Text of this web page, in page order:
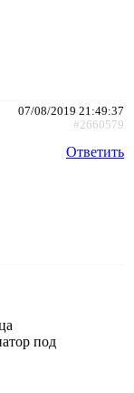
07/08/2019 21:49:37
#2660579
Ответить
под